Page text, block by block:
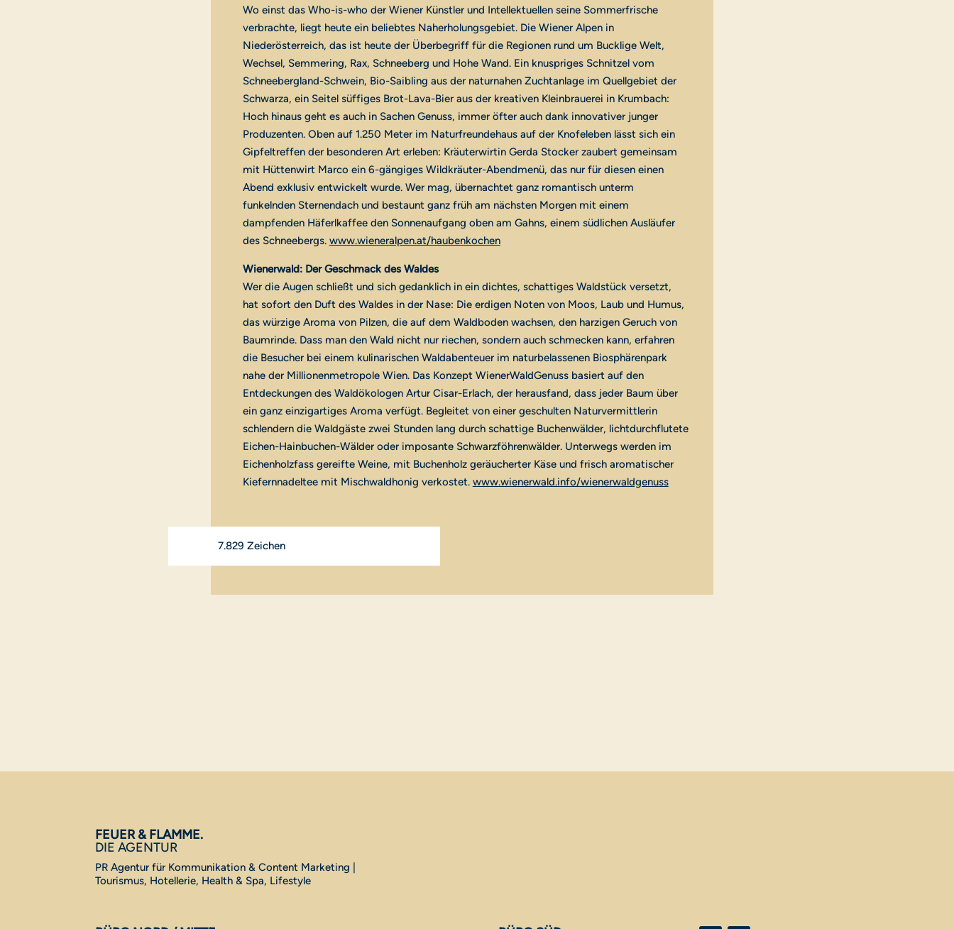
Wo einst das Who-is-who der Wiener Künstler und Intellektuellen seine Sommerfrische
verbrachte, liegt heute ein beliebtes Naherholungsgebiet. Die Wiener Alpen in
Niederösterreich, das ist heute der Überbegriff für die Regionen rund um Bucklige Welt,
Wechsel, Semmering, Rax, Schneeberg und Hohe Wand. Ein knuspriges Schnitzel vom
Schneebergland-Schwein, Bio-Saibling aus der naturnahen Zuchtanlage im Quellgebiet der
Schwarza, ein Seitel süffiges Brot-Lava-Bier aus der kreativen Kleinbrauerei in Krumbach:
Hoch hinaus geht es auch in Sachen Genuss, immer öfter auch dank innovativer junger
Produzenten. Oben auf 1.250 Meter im Naturfreundehaus auf der Knofeleben lässt sich ein
Gipfeltreffen der besonderen Art erleben: Kräuterwirtin Gerda Stocker zaubert gemeinsam
mit Hüttenwirt Marco ein 6-gängiges Wildkräuter-Abendmenü, das nur für diesen einen
Abend exklusiv entwickelt wurde. Wer mag, übernachtet ganz romantisch unterm
funkelnden Sternendach und bestaunt ganz früh am nächsten Morgen mit einem
dampfenden Häferlkaffee den Sonnenaufgang oben am Gahns, einem südlichen Ausläufer
des Schneebergs. www.wieneralpen.at/haubenkochen
Wienerwald: Der Geschmack des Waldes
Wer die Augen schließt und sich gedanklich in ein dichtes, schattiges Waldstück versetzt,
hat sofort den Duft des Waldes in der Nase: Die erdigen Noten von Moos, Laub und Humus,
das würzige Aroma von Pilzen, die auf dem Waldboden wachsen, den harzigen Geruch von
Baumrinde. Dass man den Wald nicht nur riechen, sondern auch schmecken kann, erfahren
die Besucher bei einem kulinarischen Waldabenteuer im naturbelassenen Biosphärenpark
nahe der Millionenmetropole Wien. Das Konzept WienerWaldGenuss basiert auf den
Entdeckungen des Waldökologen Artur Cisar-Erlach, der herausfand, dass jeder Baum über
ein ganz einzigartiges Aroma verfügt. Begleitet von einer geschulten Naturvermittlerin
schlendern die Waldgäste zwei Stunden lang durch schattige Buchenwälder, lichtdurchflutete
Eichen-Hainbuchen-Wälder oder imposante Schwarzföhrenwälder. Unterwegs werden im
Eichenholzfass gereifte Weine, mit Buchenholz geräucherter Käse und frisch aromatischer
Kiefernnadeltee mit Mischwaldhonig verkostet. www.wienerwald.info/wienerwaldgenuss
7.829 Zeichen
FEUER & FLAMME.
DIE AGENTUR
PR Agentur für Kommunikation & Content Marketing |
Tourismus, Hotellerie, Health & Spa, Lifestyle